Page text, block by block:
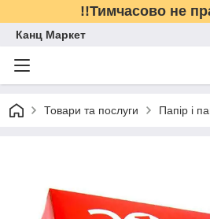
!!Тимчасово не
Канц Маркет
Товари та послуги Папір і